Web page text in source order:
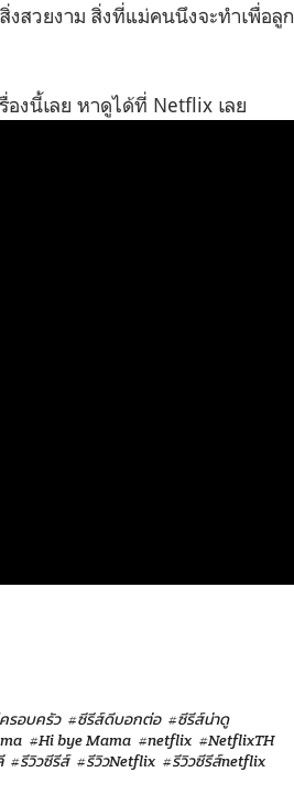
งสวยงาม สิ่งที่แม่คนนึงจะทำเพื่อลูก
องนี้เลย หาดูได้ที่ Netflix เลย
รอบครัว #ซีรีส์ดีบอกต่อ #ซีรีส์น่าดู
#Hi bye Mama #netflix #NetflixTH
#รีวิวซีรีส์ #รีวิวNetflix #รีวิวซีรีส์netflix